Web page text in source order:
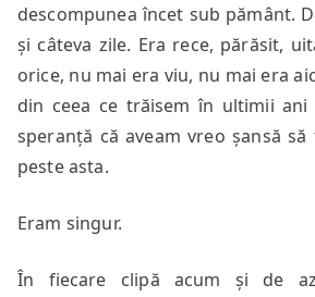
descompunea încet sub pământ.
și câteva zile. Era rece, părăsit,
orice, nu mai era viu, nu mai era
din ceea ce trăisem în ultimii ani
speranță că aveam vreo șansă
peste asta.
Eram singur.
În fiecare clipă acum și de